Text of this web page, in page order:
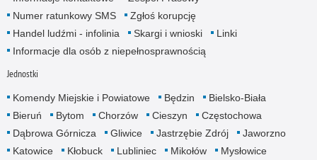
Numer ratunkowy SMS
Zgłoś korupcję
Handel ludźmi - infolinia
Skargi i wnioski
Linki
Informacje dla osób z niepełnosprawnością
Jednostki
Komendy Miejskie i Powiatowe Będzin
Bielsko-Biała
Bieruń
Bytom Chorzów Cieszyn
Częstochowa
Dąbrowa Górnicza
Gliwice Jastrzębie Zdrój
Jaworzno
Katowice
Kłobuck Lubliniec Mikołów
Mysłowice